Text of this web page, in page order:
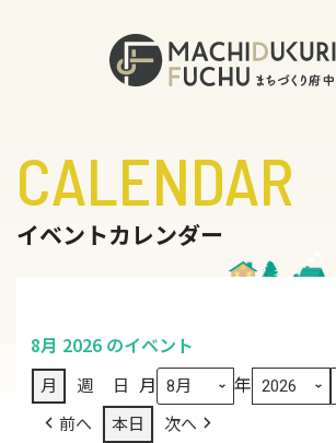
CALENDAR
イベントカレンダー
8月 2026 のイベント
月 週 日 月 年
前へ 本日 次へ